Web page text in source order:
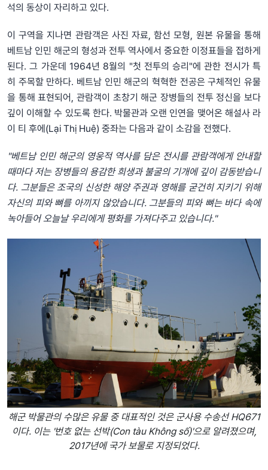
석의 동상이 자리하고 있다.
이 구역을 지나면 관람객은 사진 자료, 함선 모형, 원본 유물을 통해
베트남 인민 해군의 형성과 전투 역사에서 중요한 이정표들을 접하게
된다. 그 가운데 1964년 8월의 "첫 전투의 승리"에 관한 전시가 특
히 주목할 만하다. 베트남 인민 해군의 혁혁한 전공은 구체적인 유물
을 통해 표현되어, 관람객이 초창기 해군 장병들의 전투 정신을 보다
깊이 이해할 수 있도록 한다. 박물관과 오랜 인연을 맺어온 해설사 라
이 티 후에(Lại Thị Huệ) 중좌는 다음과 같이 소감을 전했다.
"베트남 인민 해군의 영웅적 역사를 담은 전시를 관람객에게 안내할
때마다 저는 장병들의 용감한 희생과 불굴의 기개에 깊이 감동받습니
다. 그분들은 조국의 신성한 해양 주권과 영해를 굳건히 지키기 위해
자신의 피와 뼈를 아끼지 않았습니다. 그분들의 피와 뼈는 바다 속에
녹아들어 오늘날 우리에게 평화를 가져다주고 있습니다."
해군 박물관의 수많은 유물 중 대표적인 것은 군사용 수송선 HQ671
이다. 이는 '번호 없는 선박(Con tàu Không số)'으로 알려졌으며,
2017년에 국가 보물로 지정되었다.